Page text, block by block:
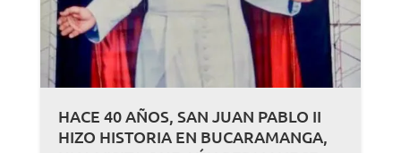
HACE 40 AÑOS, SAN JUAN PABLO II
HIZO HISTORIA EN BUCARAMANGA,